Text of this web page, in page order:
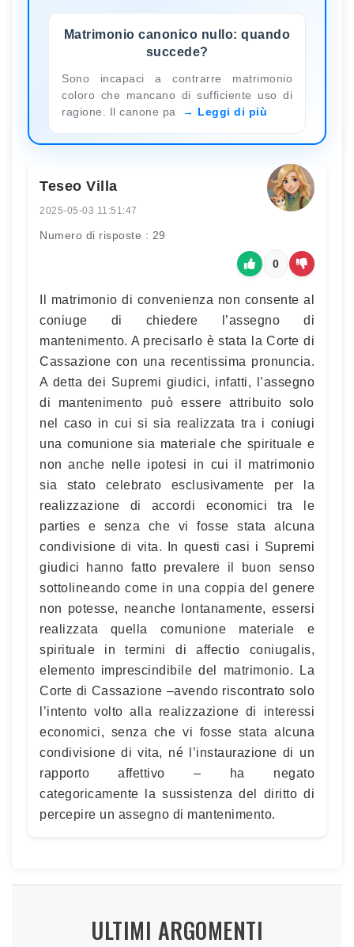
Matrimonio canonico nullo: quando
succede?
Sono incapaci a contrarre matrimonio
coloro che mancano di sufficiente uso di
ragione. Il canone pa
Leggi di più
Teseo Villa
2025-05-03 11:51:47
Numero di risposte : 29
0
Il matrimonio di convenienza non consente al
coniuge di chiedere l’assegno di
mantenimento. A precisarlo è stata la Corte di
Cassazione con una recentissima pronuncia.
A detta dei Supremi giudici, infatti, l’assegno
di mantenimento può essere attribuito solo
nel caso in cui si sia realizzata tra i coniugi
una comunione sia materiale che spirituale e
non anche nelle ipotesi in cui il matrimonio
sia stato celebrato esclusivamente per la
realizzazione di accordi economici tra le
parties e senza che vi fosse stata alcuna
condivisione di vita. In questi casi i Supremi
giudici hanno fatto prevalere il buon senso
sottolineando come in una coppia del genere
non potesse, neanche lontanamente, essersi
realizzata quella comunione materiale e
spirituale in termini di affectio coniugalis,
elemento imprescindibile del matrimonio. La
Corte di Cassazione –avendo riscontrato solo
l’intento volto alla realizzazione di interessi
economici, senza che vi fosse stata alcuna
condivisione di vita, né l’instaurazione di un
rapporto affettivo – ha negato
categoricamente la sussistenza del diritto di
percepire un assegno di mantenimento.
ULTIMI ARGOMENTI